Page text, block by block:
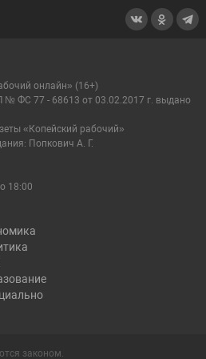
онлайн» (16+)
№ ФС 77 - 68613 от 03.02.2017 г. выдано
«Копейский рабочий»
Попкович А. Г.
18:00
законом.